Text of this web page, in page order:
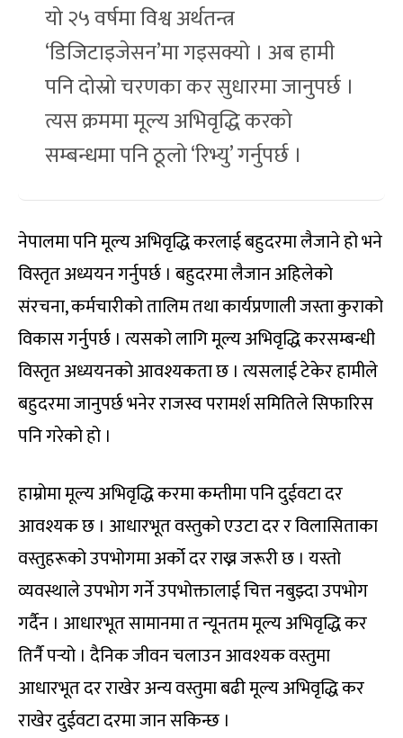
यो २५ वर्षमा विश्व अर्थतन्त्र
‘डिजिटाइजेसन’मा गइसक्यो । अब हामी
पनि दोस्रो चरणका कर सुधारमा जानुपर्छ ।
त्यस क्रममा मूल्य अभिवृद्धि करको
सम्बन्धमा पनि ठूलो ‘रिभ्यु’ गर्नुपर्छ ।
नेपालमा पनि मूल्य अभिवृद्धि करलाई बहुदरमा लैजाने हो भने
विस्तृत अध्ययन गर्नुपर्छ । बहुदरमा लैजान अहिलेको
संरचना, कर्मचारीको तालिम तथा कार्यप्रणाली जस्ता कुराको
विकास गर्नुपर्छ । त्यसको लागि मूल्य अभिवृद्धि करसम्बन्धी
विस्तृत अध्ययनको आवश्यकता छ । त्यसलाई टेकेर हामीले
बहुदरमा जानुपर्छ भनेर राजस्व परामर्श समितिले सिफारिस
पनि गरेको हो ।
हाम्रोमा मूल्य अभिवृद्धि करमा कम्तीमा पनि दुईवटा दर
आवश्यक छ । आधारभूत वस्तुको एउटा दर र विलासिताका
वस्तुहरूको उपभोगमा अर्को दर राख्न जरूरी छ । यस्तो
व्यवस्थाले उपभोग गर्ने उपभोक्तालाई चित्त नबुझ्दा उपभोग
गर्दैन । आधारभूत सामानमा त न्यूनतम मूल्य अभिवृद्धि कर
तिर्नै पर्‍यो । दैनिक जीवन चलाउन आवश्यक वस्तुमा
आधारभूत दर राखेर अन्य वस्तुमा बढी मूल्य अभिवृद्धि कर
राखेर दुईवटा दरमा जान सकिन्छ ।